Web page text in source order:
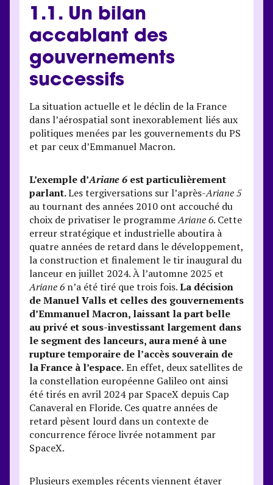
1.1. Un bilan
accablant des
gouvernements
successifs
La situation actuelle et le déclin de la France
dans l’aérospatial sont inexorablement liés aux
politiques menées par les gouvernements du PS
et par ceux d’Emmanuel Macron.
L’exemple d’Ariane 6 est particulièrement
parlant.Les tergiversations sur l’après-Ariane 5
au tournant des années 2010 ont accouché du
choix de privatiser le programmeAriane 6. Cette
erreur stratégique et industrielle aboutira à
quatre années de retard dans le développement,
la construction et finalement le tir inaugural du
lanceur en juillet 2024. À l’automne 2025 et
Ariane 6n’a été tiré que trois fois.La décision
de Manuel Valls et celles des gouvernements
d’Emmanuel Macron, laissant la part belle
au privé et sous-investissant largement dans
le segment des lanceurs, aura mené à une
rupture temporaire de l’accès souverain de
la France à l’espace.En effet, deux satellites de
la constellation européenne Galileo ont ainsi
été tirés en avril 2024 par SpaceX depuis Cap
Canaveral en Floride. Ces quatre années de
retard pèsent lourd dans un contexte de
concurrence féroce livrée notamment par
SpaceX.
Plusieurs exemples récents viennent étayer